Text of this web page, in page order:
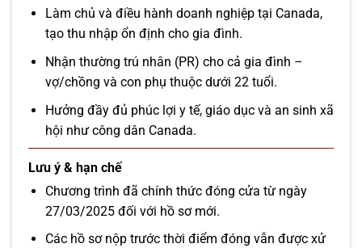
Làm chủ và điều hành doanh nghiệp tại Canada,
tạo thu nhập ổn định cho gia đình.
Nhận thường trú nhân (PR) cho cả gia đình –
vợ/chồng và con phụ thuộc dưới 22 tuổi.
Hưởng đầy đủ phúc lợi y tế, giáo dục và an sinh xã
hội như công dân Canada.
Lưu ý & hạn chế
Chương trình đã chính thức đóng cửa từ ngày
27/03/2025 đối với hồ sơ mới.
Các hồ sơ nộp trước thời điểm đóng vẫn được xử